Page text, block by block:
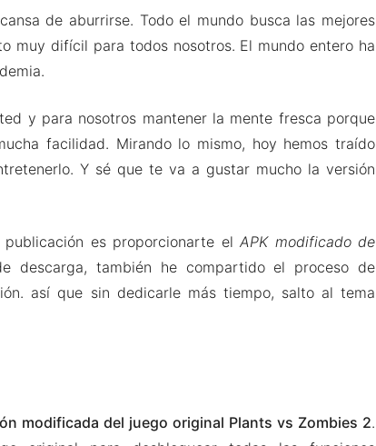
de aburrirse. Todo el mundo busca las mejores
muy difícil para todos nosotros. El mundo entero ha
y para nosotros mantener la mente fresca porque
facilidad. Mirando lo mismo, hoy hemos traído
Y sé que te va a gustar mucho la versión
publicación es proporcionarte elAPK modificado de
descarga, también he compartido el proceso de
así que sin dedicarle más tiempo, salto al tema
modificada del juego original Plants vs Zombies 2.